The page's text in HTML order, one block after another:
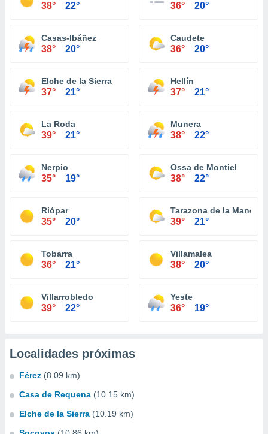
38° 22° 36° 20°
Casas-Ibáñez
38° 20°
Caudete
36° 20°
Elche de la Sierra
37° 21°
Hellín
37° 21°
La Roda
39° 21°
Munera
38° 22°
Nerpio
35° 19°
Ossa de Montiel
38° 22°
Riópar
35° 20°
Tarazona de la Mancha
39° 21°
Tobarra
36° 21°
Villamalea
38° 20°
Villarrobledo
39° 22°
Yeste
36° 19°
Localidades próximas
Férez (8.09 km)
Casa de Requena (10.15 km)
Elche de la Sierra (10.19 km)